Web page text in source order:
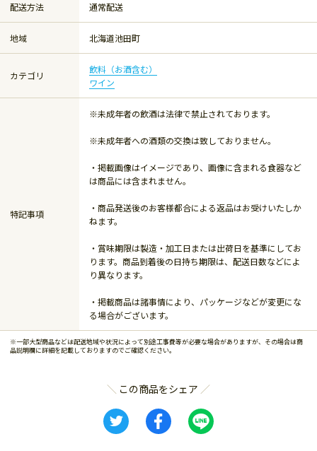
配送方法 通常配送
地域 北海道池田町
カテゴリ
飲料（お酒含む）
ワイン
特記事項
※未成年者の飲酒は法律で禁止されております。
※未成年者への酒類の交換は致しておりません。
・掲載画像はイメージであり、画像に含まれる食器など
は商品には含まれません。
・商品発送後のお客様都合による返品はお受けいたしか
ねます。
・賞味期限は製造・加工日または出荷日を基準にしてお
ります。商品到着後の日持ち期限は、配送日数などによ
り異なります。
・掲載商品は諸事情により、パッケージなどが変更にな
る場合がございます。
※一部大型商品などは配送地域や状況によって別途工事費等が必要な場合がありますが、その場合は商
品説明欄に詳細を記載しておりますのでご確認ください。
この商品をシェア